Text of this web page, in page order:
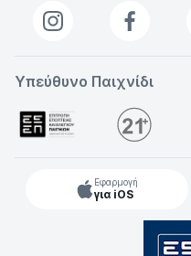
Υπεύθυνο Παιχνίδι
Εφαρμογή
για iOS